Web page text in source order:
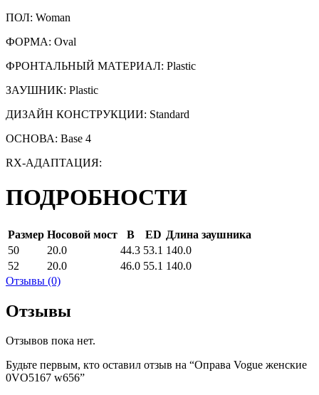
ПОЛ: Woman
ФОРМА: Oval
ФРОНТАЛЬНЫЙ МАТЕРИАЛ: Plastic
ЗАУШНИК: Plastic
ДИЗАЙН КОНСТРУКЦИИ: Standard
ОСНОВА: Base 4
RX-АДАПТАЦИЯ:
ПОДРОБНОСТИ
Размер Носовой мост B ED Длина заушника
50
20.0 44.3 53.1 140.0
52
20.0 46.0 55.1 140.0
Отзывы (0)
Отзывы
Отзывов пока нет.
Будьте первым, кто оставил отзыв на “Оправа Vogue женские
0VO5167 w656”